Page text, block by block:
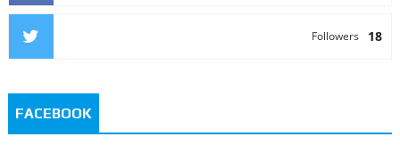
18
Followers
FACEBOOK